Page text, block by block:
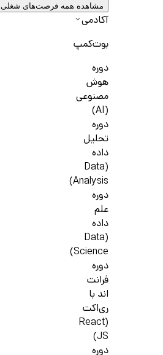
مشاهده همه فرصت‌های شغلی
آکادمی
بوت‌کمپ
دوره
هوش
مصنوعی
(AI)
دوره
تحلیل
داده
(Data
Analysis)
دوره
علم
داده
(Data
Science)
دوره
فرانت
اند با
ری‌اکت
(React
JS)
دوره